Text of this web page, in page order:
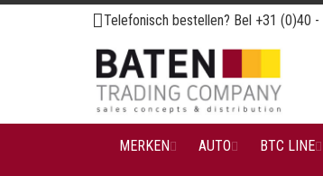
Ga
naar
de
inhoud
Telefonisch bestellen? Bel +31 (0)40
MERKEN AUTO BTC LINE